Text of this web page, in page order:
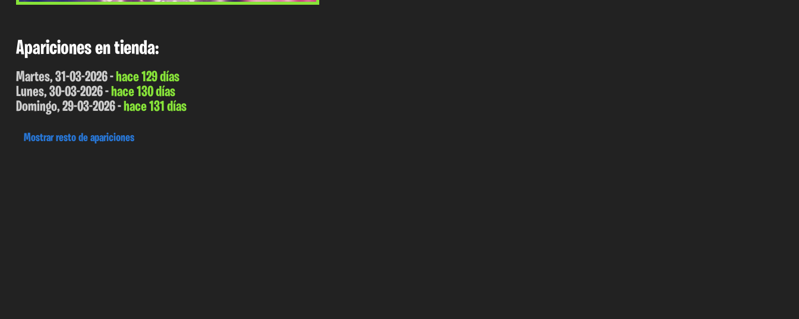
Apariciones en tienda:
Martes, 31-03-2026 -hace 129 días
Lunes, 30-03-2026 -hace 130 días
Domingo, 29-03-2026 -hace 131 días
Mostrar resto de apariciones